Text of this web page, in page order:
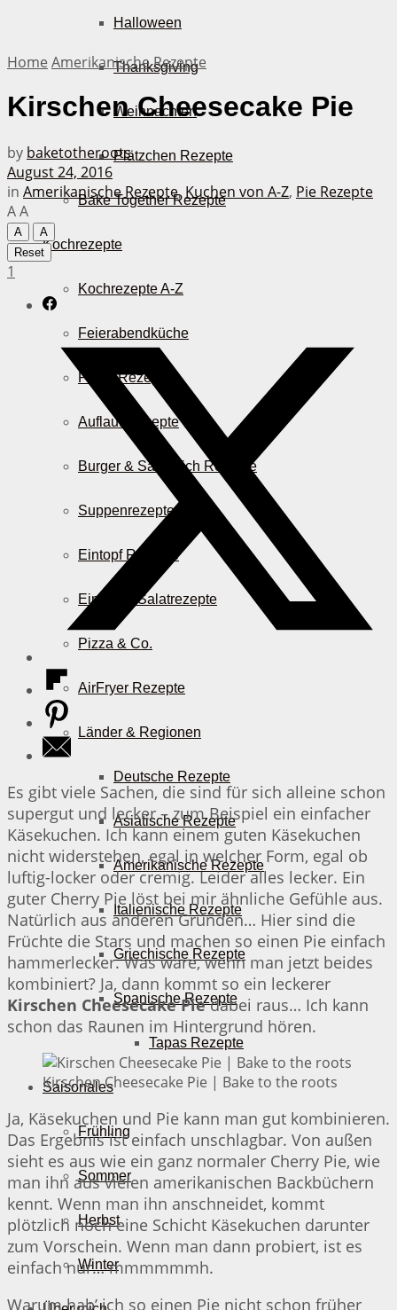
Halloween
Thanksgiving
Weihnachten
Plätzchen Rezepte
Bake Together Rezepte
Kochrezepte
Kochrezepte A-Z
Feierabendküche
Pasta Rezepte
Auflauf Rezepte
Burger & Sandwich Rezepte
Suppenrezepte
Eintopf Rezepte
Einfache Salatrezepte
Pizza & Co.
AirFryer Rezepte
Länder & Regionen
Deutsche Rezepte
Asiatische Rezepte
Amerikanische Rezepte
Italienische Rezepte
Griechische Rezepte
Spanische Rezepte
Tapas Rezepte
Saisonales
Frühling
Sommer
Herbst
Winter
Home Amerikanische Rezepte
Kirschen Cheesecake Pie
by baketotheroots
August 24, 2016
in Amerikanische Rezepte,Kuchen von A-Z, Pie Rezepte
AA
A
A
Reset
1
Es gibt viele Sachen, die sind für sich alleine schon
supergut und lecker – zum Beispiel ein einfacher
Käsekuchen. Ich kann einem guten Käsekuchen
nicht widerstehen, egal in welcher Form, egal ob
luftig-locker oder cremig. Leider alles lecker. Ein
guter Cherry Pie löst bei mir ähnliche Gefühle aus.
Natürlich aus anderen Gründen… Hier sind die
Früchte die Stars und machen so einen Pie einfach
hammerlecker. Was wäre, wenn man jetzt beides
kombiniert? Ja, dann kommt so ein leckerer
Kirschen Cheesecake Piedabei raus… Ich kann
schon das Raunen im Hintergrund hören.
Kirschen Cheesecake Pie | Bake to the roots
Ja, Käsekuchen und Pie kann man gut kombinieren.
Das Ergebnis ist einfach unschlagbar. Von außen
sieht es aus wie ein ganz normaler Cherry Pie, wie
man ihn aus vielen amerikanischen Backbüchern
kennt. Wenn man ihn anschneidet, kommt
plötzlich noch eine Schicht Käsekuchen darunter
zum Vorschein. Wenn man dann probiert, ist es
einfach nur… mmmmmmh.
Warum hab’ ich so einen Pie nicht schon früher